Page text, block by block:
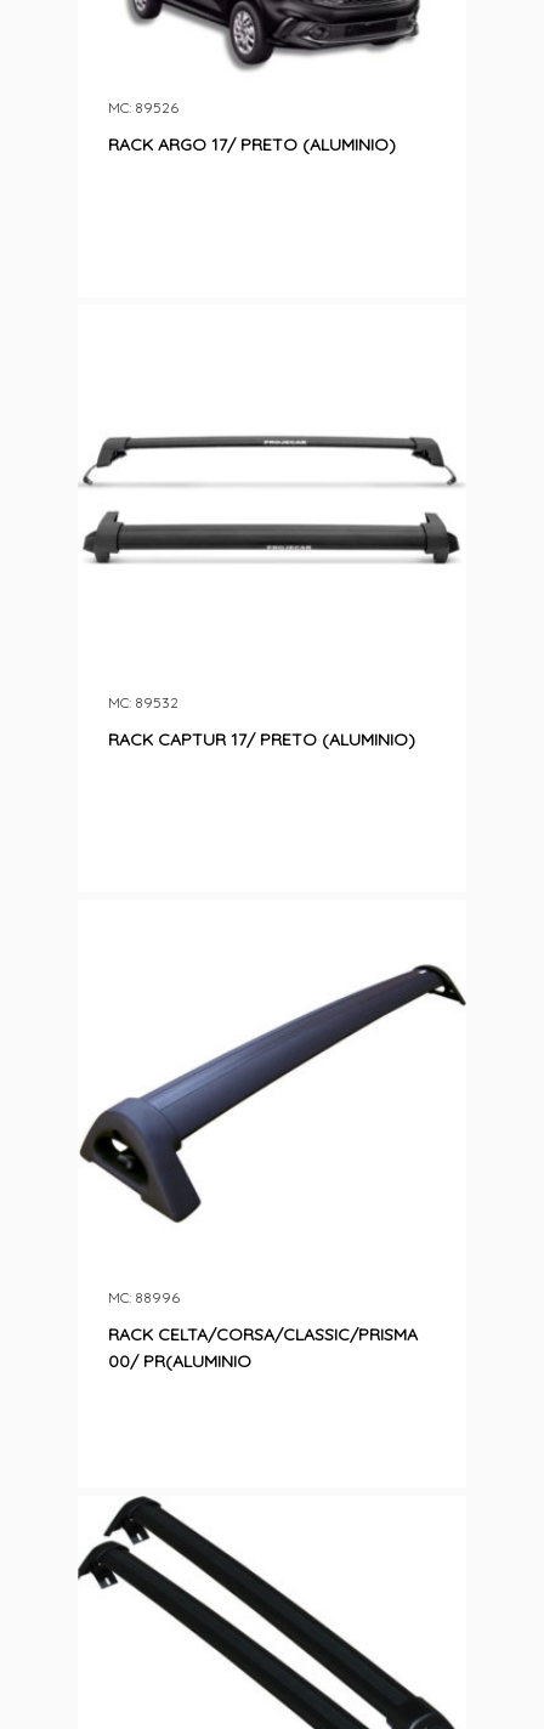
RACK ARGO 17/ PRETO (ALUMINIO)
MC: 89526
RACK CAPTUR 17/ PRETO (ALUMINIO)
MC: 89532
RACK CELTA/CORSA/CLASSIC/PRISMA
00/ PR(ALUMINIO
MC: 88996